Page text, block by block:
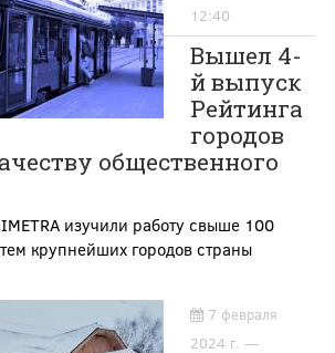
12:40
Вышел 4-
й выпуск
Рейтинга
городов
общественного
изучили работу свыше 100
крупнейших городов страны
7 февраля
2024 г. —